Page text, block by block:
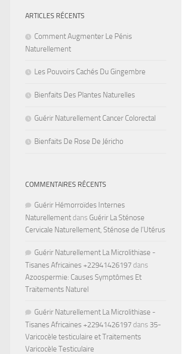
ARTICLES RÉCENTS
Comment Augmenter Le Pénis
Naturellement
Les Pouvoirs Cachés Du Gingembre
Bienfaits Des Plantes Naturelles
Guérir Naturellement Cancer Colorectal
Bienfaits De Rose De Jéricho
COMMENTAIRES RÉCENTS
Guérir Hémorroïdes Internes
Naturellement dans Guérir La Sténose
Cervicale Naturellement, Sténose de l’Utérus
Guérir Naturellement La Microlithiase -
Tisanes Africaines +22941426197 dans
Azoospermie: Causes Symptômes Et
Traitements Naturel
Guérir Naturellement La Microlithiase -
Tisanes Africaines +22941426197 dans 35-
Varicocèle testiculaire et Traitements
Varicocèle Testiculaire